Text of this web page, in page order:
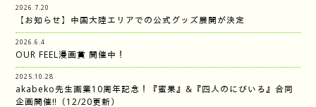
2026.7.20
【お知らせ】中国大陸エリアでの公式グッズ展開が決定
2026.6.4
OUR FEEL漫画賞 開催中！
2025.10.28
akabeko先生画業10周年記念！『蜜果』&『四人のにびいろ』合同
企画開催‼︎（12/20更新）